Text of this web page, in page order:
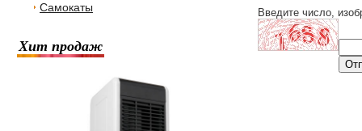
Самокаты
Хит продаж
Введите число,